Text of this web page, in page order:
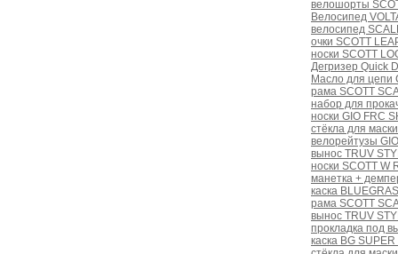
велошорты
Велосипед
велосипед
очки SCOTT
носки SCOTT
Дегризер Quick
Масло для цепи
рама SCOTT
набор для
носки GIO FRC
стёкла для
велорейтузы
вынос TRUV
носки SCOTT W
манетка +
каска
рама SCOTT
вынос TRUV
прокладка под
каска BG